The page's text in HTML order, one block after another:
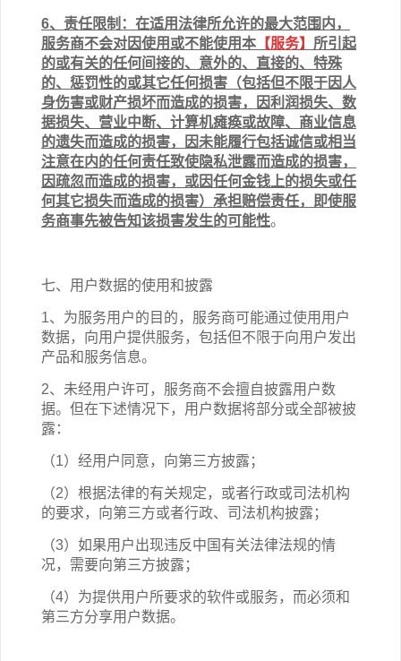
6、责任限制：在适用法律所允许的最大范围内，
服务商不会对因使用或不能使用本 【服务】 所引起
的或有关的任何间接的、意外的、直接的、特殊
的、惩罚性的或其它任何损害（包括但不限于因人
身伤害或财产损坏而造成的损害，因利润损失、数
据损失、营业中断、计算机瘫痪或故障、商业信息
的遗失而造成的损害，因未能履行包括诚信或相当
注意在内的任何责任致使隐私泄露而造成的损害，
因疏忽而造成的损害，或因任何金钱上的损失或任
何其它损失而造成的损害）承担赔偿责任，即使服
务商事先被告知该损害发生的可能性。
七、用户数据的使用和披露
1、为服务用户的目的，服务商可能通过使用用户
数据，向用户提供服务，包括但不限于向用户发出
产品和服务信息。
2、未经用户许可，服务商不会擅自披露用户数
据。但在下述情况下，用户数据将部分或全部被披
露：
（1）经用户同意，向第三方披露；
（2）根据法律的有关规定，或者行政或司法机构
的要求，向第三方或者行政、司法机构披露；
（3）如果用户出现违反中国有关法律法规的情
况，需要向第三方披露；
（4）为提供用户所要求的软件或服务，而必须和
第三方分享用户数据。